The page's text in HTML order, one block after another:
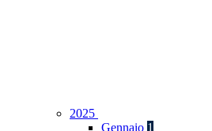
2025
Gennaio 1